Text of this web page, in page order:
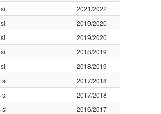
2021/2022
2019/2020
2019/2020
2018/2019
2018/2019
si
2017/2018
si
2017/2018
si
2016/2017